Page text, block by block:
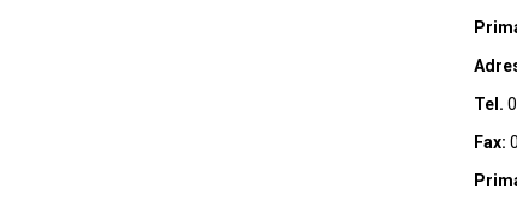
Tel.
Fax: